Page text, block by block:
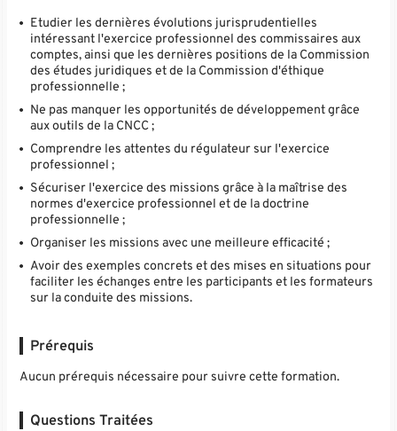
Etudier les dernières évolutions jurisprudentielles
intéressant l'exercice professionnel des commissaires aux
comptes, ainsi que les dernières positions de la Commission
des études juridiques et de la Commission d'éthique
professionnelle ;
Ne pas manquer les opportunités de développement grâce
aux outils de la CNCC ;
Comprendre les attentes du régulateur sur l'exercice
professionnel ;
Sécuriser l'exercice des missions grâce à la maîtrise des
normes d'exercice professionnel et de la doctrine
professionnelle ;
Organiser les missions avec une meilleure efficacité ;
Avoir des exemples concrets et des mises en situations pour
faciliter les échanges entre les participants et les formateurs
sur la conduite des missions.
Prérequis
Aucun prérequis nécessaire pour suivre cette formation.
Questions Traitées